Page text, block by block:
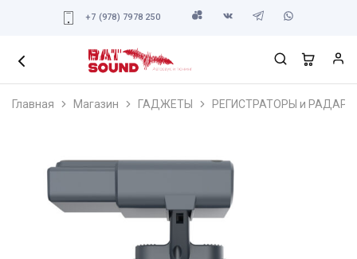
+7 (978) 7978 250
Главная Магазин ГАДЖЕТЫ РЕГИСТРАТОРЫ и РАДАРЫ